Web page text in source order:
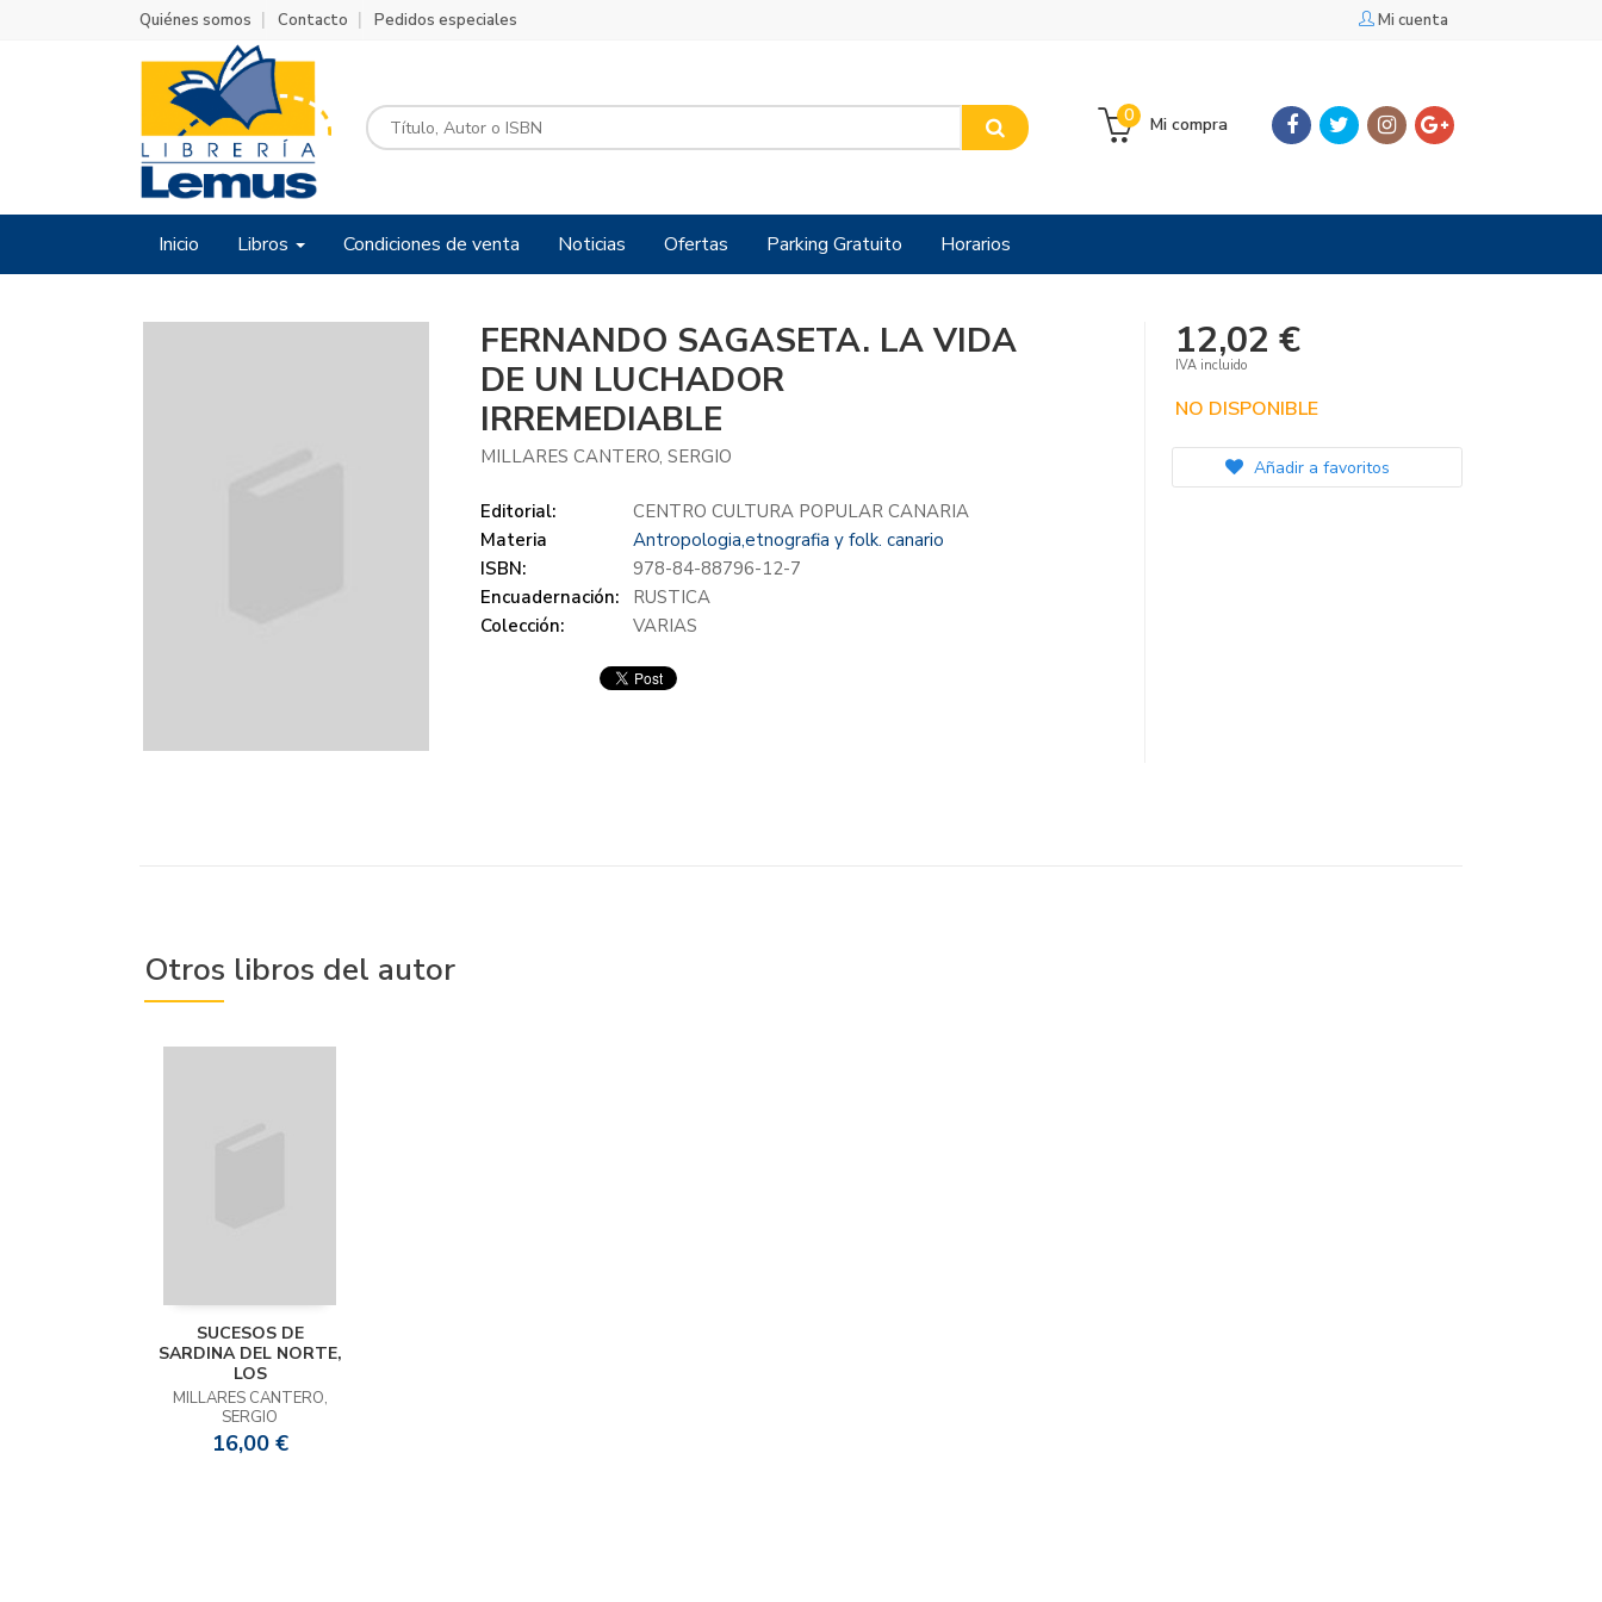
Mi cuenta
Quiénes somos Contacto Pedidos especiales
Mi compra
0
Inicio Libros Condiciones de venta Noticias Ofertas Parking Gratuito Horarios
FERNANDO SAGASETA. LA VIDA
DE UN LUCHADOR
IRREMEDIABLE
MILLARES CANTERO, SERGIO
Editorial:
CENTRO CULTURA POPULAR CANARIA
Materia
Antropologia,etnografia y folk. canario
ISBN:
978-84-88796-12-7
Encuadernación:
RUSTICA
Colección:
VARIAS
12,02 €
IVA incluido
NO DISPONIBLE
Añadir a favoritos
Otros libros del autor
SUCESOS DE
SARDINA DEL NORTE,
LOS
MILLARES CANTERO,
SERGIO
16,00 €